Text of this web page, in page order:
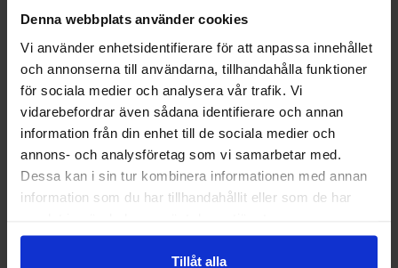
Denna webbplats använder cookies
Vi använder enhetsidentifierare för att anpassa innehållet
och annonserna till användarna, tillhandahålla funktioner
för sociala medier och analysera vår trafik. Vi
vidarebefordrar även sådana identifierare och annan
information från din enhet till de sociala medier och
annons- och analysföretag som vi samarbetar med.
Dessa kan i sin tur kombinera informationen med annan
information som du har tillhandahållit eller som de har
Tillåt alla
hos Victrix inredarna.
Ranhammarsvägen 20E
168 67 Bromma
Kundservice
Kontakta oss
Beställning och offert
Leverans
Reklamation
Monteringsanvisningar